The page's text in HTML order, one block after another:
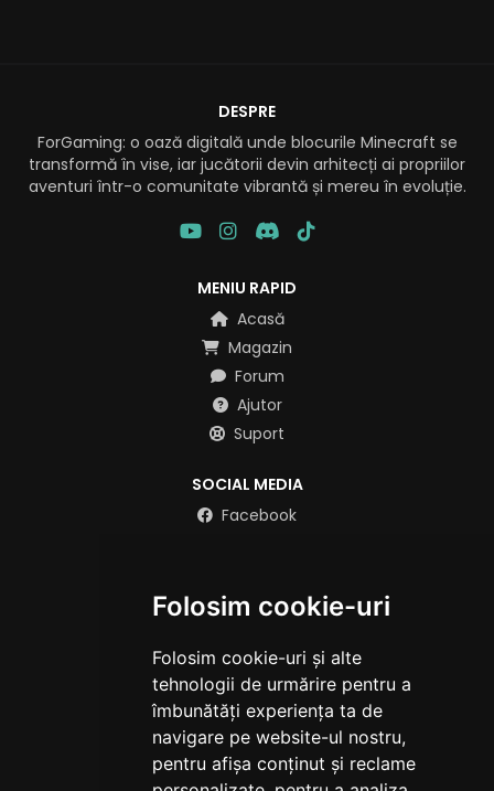
Folosim cookie-uri
Folosim cookie-uri și alte
tehnologii de urmărire pentru a
îmbunătăți experiența ta de
navigare pe website-ul nostru,
pentru afișa conținut și reclame
DESPRE
ForGaming: o oază digitală unde blocurile Minecraft se
transformă în vise, iar jucătorii devin arhitecți ai propriilor
aventuri într-o comunitate vibrantă și mereu în evoluție.
MENIU RAPID
Acasă
Magazin
Forum
Ajutor
Suport
SOCIAL MEDIA
Facebook
YouTube
Discord
LINKURI
Reguli
Termeni de utilizare